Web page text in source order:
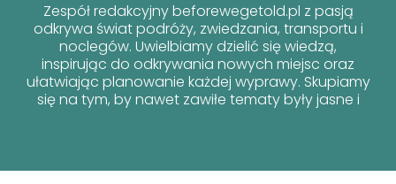
Zespół redakcyjny beforewegetold.pl z pasją
odkrywa świat podróży, zwiedzania, transportu i
noclegów. Uwielbiamy dzielić się wiedzą,
inspirując do odkrywania nowych miejsc oraz
ułatwiając planowanie każdej wyprawy. Skupiamy
się na tym, by nawet zawiłe tematy były jasne i